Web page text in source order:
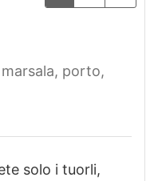
marsala, porto,
solo i tuorli,